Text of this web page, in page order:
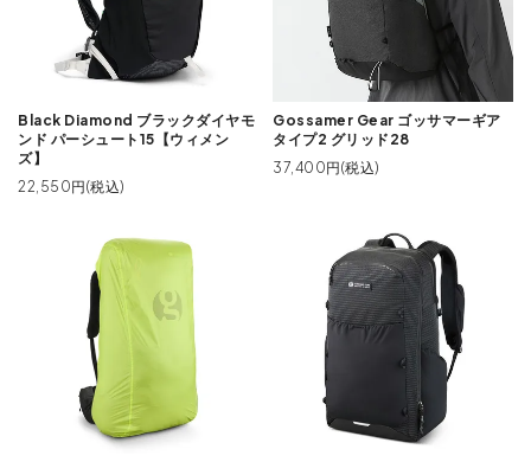
Black Diamond ブラックダイヤモ
ンド パーシュート15【ウィメン
ズ】
22,550円(税込)
Gossamer Gear ゴッサマーギア
タイプ2 グリッド28
37,400円(税込)